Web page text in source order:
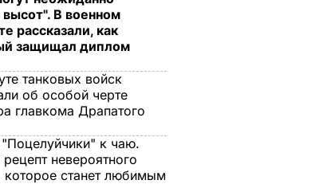
высот". В военном
рассказали, как
защищал диплом
танковых войск
об особой черте
главкома Драпатого
к чаю.
невероятного
которое станет любимым